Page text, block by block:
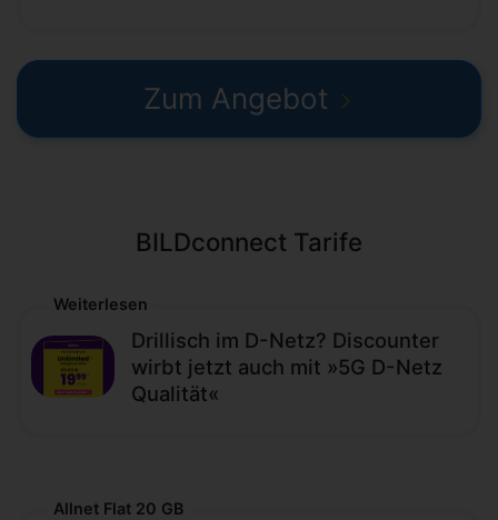
Zum Angebot
BILDconnect Tarife
Weiterlesen
Drillisch im D-Netz? Discounter
wirbt jetzt auch mit »5G D-Netz
Qualität«
Allnet Flat 20 GB